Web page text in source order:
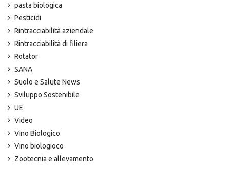
pasta biologica
Pesticidi
Rintracciabilità aziendale
Rintracciabilità di filiera
Rotator
SANA
Suolo e Salute News
Sviluppo Sostenibile
UE
Video
Vino Biologico
Vino biologioco
Zootecnia e allevamento